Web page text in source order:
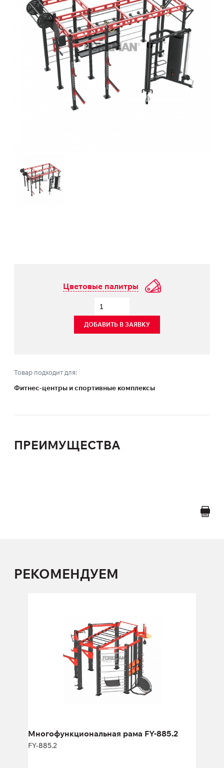
Цветовые палитры
ДОБАВИТЬ В ЗАЯВКУ
Товар подходит для:
Фитнес-центры и спортивные комплексы
ПРЕИМУЩЕСТВА
РЕКОМЕНДУЕМ
Многофункциональная рама FY-885.2
FY-885.2
336 см
280 см